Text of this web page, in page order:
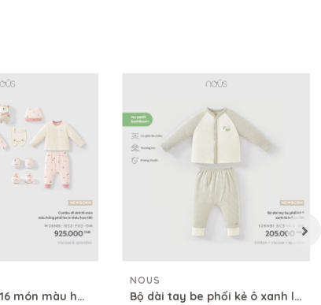
Combo đi sinh 16 món màu hồng phối be in thêu họa tiết
NOUS
Bộ dài tay be phối kẻ ô xanh lá in họa tiết